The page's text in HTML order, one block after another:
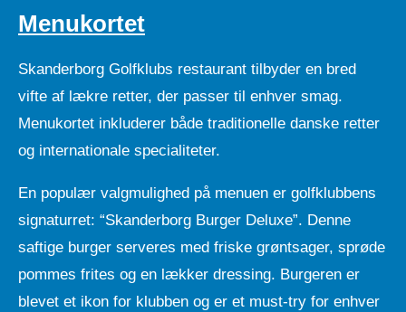
Menukortet
Skanderborg Golfklubs restaurant tilbyder en bred
vifte af lækre retter, der passer til enhver smag.
Menukortet inkluderer både traditionelle danske retter
og internationale specialiteter.
En populær valgmulighed på menuen er golfklubbens
signaturret: “Skanderborg Burger Deluxe”. Denne
saftige burger serveres med friske grøntsager, sprøde
pommes frites og en lækker dressing. Burgeren er
blevet et ikon for klubben og er et must-try for enhver